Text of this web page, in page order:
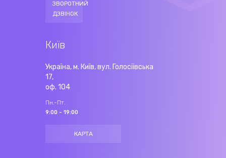
ЗВОРОТНИЙ
ДЗВІНОК
Київ
Україна, м. Київ, вул. Голосіївська
17,
оф. 104
Пн.-Пт.
9:00 - 19:00
КАРТА